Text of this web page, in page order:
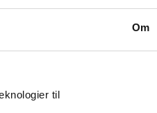
Om
til